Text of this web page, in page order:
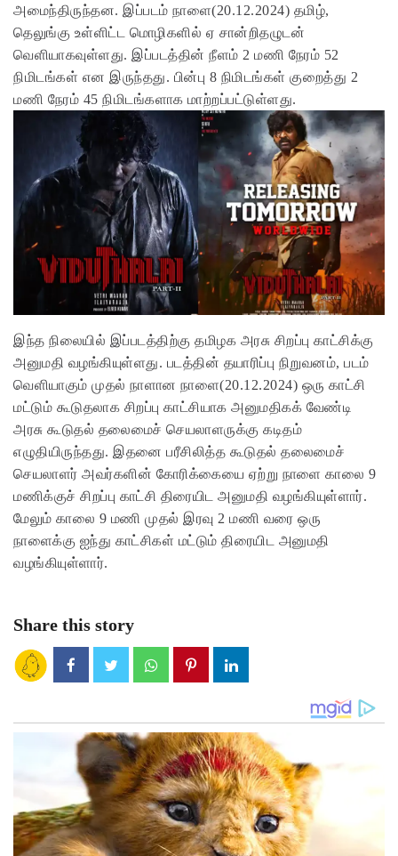
அமைந்திருந்தன. இப்படம் நாளை(20.12.2024) தமிழ்,
தெலுங்கு உள்ளிட்ட மொழிகளில் ஏ சான்றிதழுடன்
வெளியாகவுள்ளது. இப்படத்தின் நீளம் 2 மணி நேரம் 52
நிமிடங்கள் என இருந்தது. பின்பு 8 நிமிடங்கள் குறைத்து 2
மணி நேரம் 45 நிமிடங்களாக மாற்றப்பட்டுள்ளது.
இந்த நிலையில் இப்படத்திற்கு தமிழக அரசு சிறப்பு காட்சிக்கு
அனுமதி வழங்கியுள்ளது. படத்தின் தயாரிப்பு நிறுவனம், படம்
வெளியாகும் முதல் நாளான நாளை(20.12.2024) ஒரு காட்சி
மட்டும் கூடுதலாக சிறப்பு காட்சியாக அனுமதிகக் வேண்டி
அரசு கூடுதல் தலைமைச் செயலாளருக்கு கடிதம்
எழுதியிருந்தது. இதனை பரீசிலித்த கூடுதல் தலைமைச்
செயலாளர் அவர்களின் கோரிக்கையை ஏற்று நாளை காலை 9
மணிக்குச் சிறப்பு காட்சி திரையிட அனுமதி வழங்கியுள்ளார்.
மேலும் காலை 9 மணி முதல் இரவு 2 மணி வரை ஒரு
நாளைக்கு ஐந்து காட்சிகள் மட்டும் திரையிட அனுமதி
வழங்கியுள்ளார்.
Share this story